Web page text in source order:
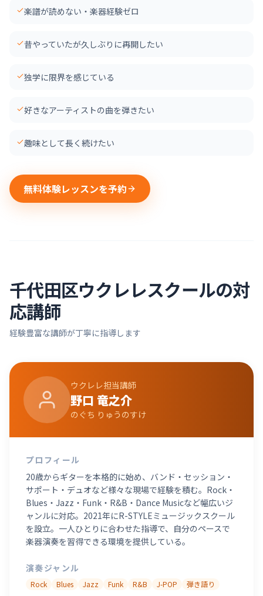
楽譜が読めない・楽器経験ゼロ
昔やっていたが久しぶりに再開したい
独学に限界を感じている
好きなアーティストの曲を弾きたい
趣味として長く続けたい
無料体験レッスンを予約
千代田区ウクレレスクールの対
応講師
経験豊富な講師が丁寧に指導します
ウクレレ担当講師
野口 竜之介
のぐち りゅうのすけ
プロフィール
20歳からギターを本格的に始め、バンド・セッション・
サポート・デュオなど様々な現場で経験を積む。Rock・
Blues・Jazz・Funk・R&B・Dance Musicなど幅広いジ
ャンルに対応。2021年にR-STYLEミュージックスクール
を設立。一人ひとりに合わせた指導で、自分のペースで
楽器演奏を習得できる環境を提供している。
演奏ジャンル
Rock Blues Jazz Funk R&B J-POP 弾き語り